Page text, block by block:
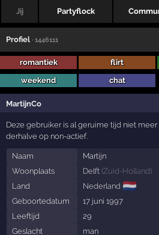
Jij Partyflock
Profiel · 1446111
romantiek flirt
weekend
chat
MartijnCo
Deze gebruiker is al geruime tijd niet
derhalve op non-actief.
Naam
Martijn
Woonplaats
Delft (Zuid-Holland)
Land
Nederland 🇳🇱
Geboortedatum
17 juni 1997
Leeftijd
29
Geslacht
man